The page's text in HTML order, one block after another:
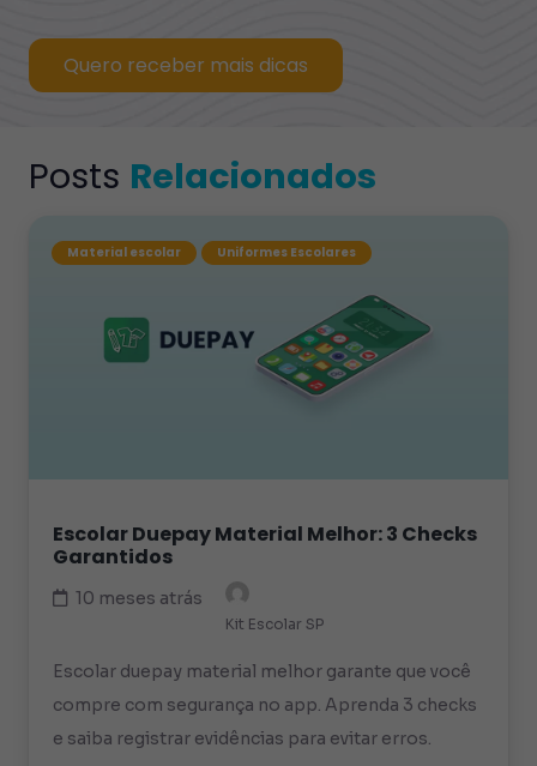
Quero receber mais dicas
Posts Relacionados
Material escolar Uniformes Escolares
Escolar Duepay Material Melhor: 3 Checks
Garantidos
10 meses atrás
Kit Escolar SP
Escolar duepay material melhor garante que você
compre com segurança no app. Aprenda 3 checks
e saiba registrar evidências para evitar erros.